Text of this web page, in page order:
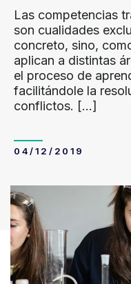
Las competencias
son cualidades
concreto, sino,
aplican a distintas
el proceso de
facilitándole la
conflictos. […]
04/12/2019